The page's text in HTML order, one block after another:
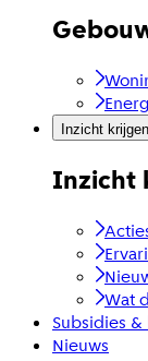
Inzicht krijgen
Inzicht
Wat
Subsidies
Nieuws